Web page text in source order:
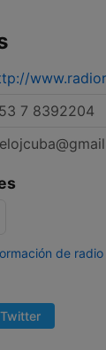
7 8392204
de radio
Twitter